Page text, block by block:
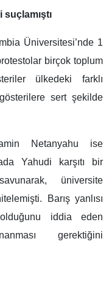
suçlamıştı
Üniversitesi’nde 1
birçok toplum
ülkedeki farklı
sert şekilde
Netanyahu ise
Yahudi karşıtı bir
üniversite
Barış yanlısı
iddia eden
gerektiğini